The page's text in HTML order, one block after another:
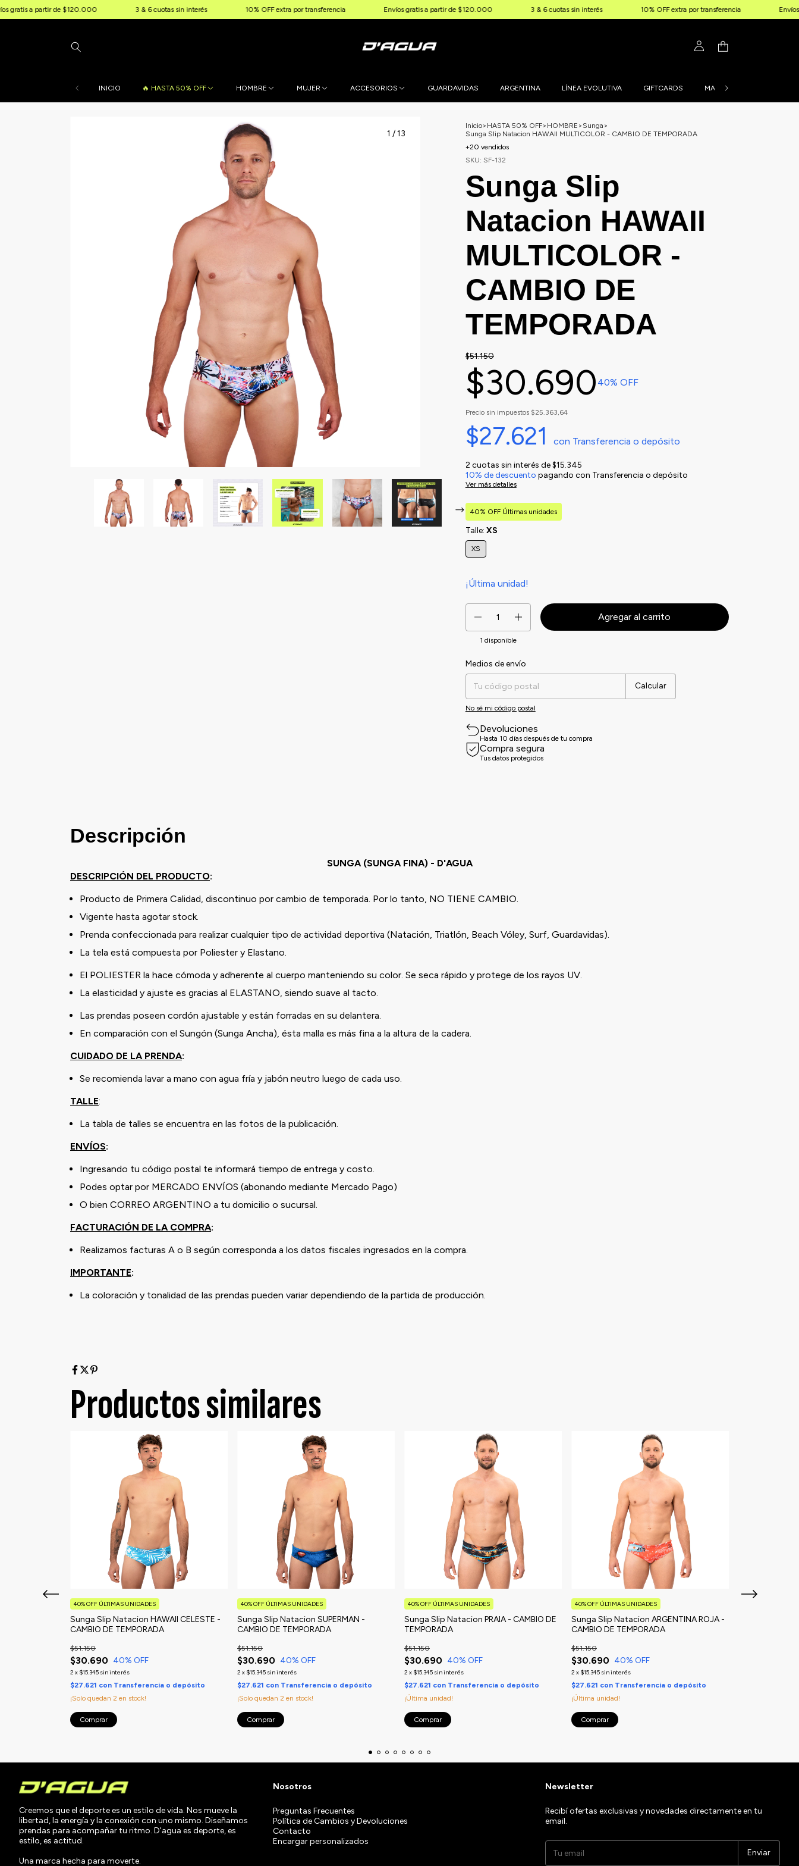
de $120.000 3 & 6 cuotas sin interés 10% OFF extra por transferencia Envíos gratis a partir de $120.000 3 & 6 cuotas sin interés 10% OFF extra por transferencia Envíos gratis a
INICIO 🔥 HASTA 50% OFF HOMBRE MUJER ACCESORIOS GUARDAVIDAS ARGENTINA LÍNEA EVOLUTIVA GIFTCARDS MALLAS PERSONALIZADAS
1 /13
Inicio> HASTA 50% OFF> HOMBRE > Sunga >
Sunga Slip Natacion HAWAII MULTICOLOR - CAMBIO DE TEMPORADA
+20 vendidos
SKU: SF-132
Sunga Slip
Natacion HAWAII
MULTICOLOR -
CAMBIO DE
TEMPORADA
$51.150
$30.690 40% OFF
Precio sin impuestos $25.363,64
$27.621 con Transferencia o depósito
2 cuotas sin interés de$15.345
10% de descuento pagando con Transferencia o depósito
Ver más detalles
40% OFF Últimas unidades
Talle: XS
XS
¡Última unidad!
1 disponible
Entregas para el CP:
Medios de envío
Calcular
No sé mi código postal
Devoluciones
Hasta 10 días después de tu compra
Compra segura
Tus datos protegidos
Descripción
SUNGA (SUNGA FINA) - D'AGUA
DESCRIPCIÓN DEL PRODUCTO:
Producto de Primera Calidad, discontinuo por cambio de temporada. Por lo tanto, NO TIENE CAMBIO.
Vigente hasta agotar stock.
Prenda confeccionada para realizar cualquier tipo de actividad deportiva (Natación, Triatlón, Beach Vóley, Surf, Guardavidas).
La tela está compuesta por Poliester y Elastano.
El POLIESTER la hace cómoda y adherente al cuerpo manteniendo su color. Se seca rápido y protege de los rayos UV.
La elasticidad y ajuste es gracias al ELASTANO, siendo suave al tacto.
Las prendas poseen cordón ajustable y están forradas en su delantera.
En comparación con el Sungón (Sunga Ancha), ésta malla es más fina a la altura de la cadera.
CUIDADO DE LA PRENDA:
Se recomienda lavar a mano con agua fría y jabón neutro luego de cada uso.
TALLE:
La tabla de talles se encuentra en las fotos de la publicación.
ENVÍOS:
Ingresando tu código postal te informará tiempo de entrega y costo.
Podes optar por MERCADO ENVÍOS (abonando mediante Mercado Pago)
O bien CORREO ARGENTINO a tu domicilio o sucursal.
FACTURACIÓN DE LA COMPRA:
Realizamos facturas A o B según corresponda a los datos fiscales ingresados en la compra.
IMPORTANTE:
La coloración y tonalidad de las prendas pueden variar dependiendo de la partida de producción.
Productos similares
Sunga Slip Natacion HAWAII CELESTE -
CAMBIO DE TEMPORADA
$30.690
$51.150
40% OFF
2 x $15.345 sin interés
40% OFF ÚLTIMAS UNIDADES
$27.621 con Transferencia o depósito
¡Solo quedan 2 en stock!
Comprar
Sunga Slip Natacion SUPERMAN -
CAMBIO DE TEMPORADA
$30.690
$51.150
40% OFF
2 x $15.345 sin interés
40% OFF ÚLTIMAS UNIDADES
$27.621 con Transferencia o depósito
¡Solo quedan 2 en stock!
Comprar
Sunga Slip Natacion PRAIA - CAMBIO DE
TEMPORADA
$30.690
$51.150
40% OFF
2 x $15.345 sin interés
40% OFF ÚLTIMAS UNIDADES
$27.621 con Transferencia o depósito
¡Última unidad!
Comprar
Sunga Slip Natacion ARGENTINA ROJA -
CAMBIO DE TEMPORADA
$30.690
$51.150
40% OFF
2 x $15.345 sin interés
40% OFF ÚLTIMAS UNIDADES
$27.621 con Transferencia o depósito
¡Última unidad!
Comprar
Creemos que el deporte es un estilo de vida. Nos mueve la
libertad, la energía y la conexión con uno mismo. Diseñamos
prendas para acompañar tu ritmo. D'agua es deporte, es
estilo, es actitud.
Una marca hecha para moverte.
Nosotros
Preguntas Frecuentes
Política de Cambios y Devoluciones
Contacto
Encargar personalizados
Newsletter
Recibí ofertas exclusivas y novedades directamente en tu
email.